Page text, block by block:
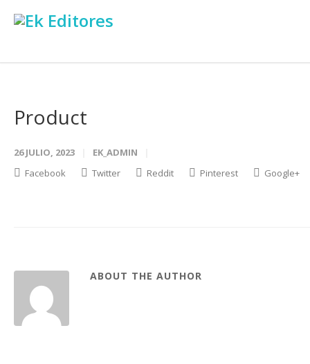
Product
26 JULIO, 2023
EK_ADMIN
Facebook
Twitter Reddit Pinterest Google+
ABOUT THE AUTHOR